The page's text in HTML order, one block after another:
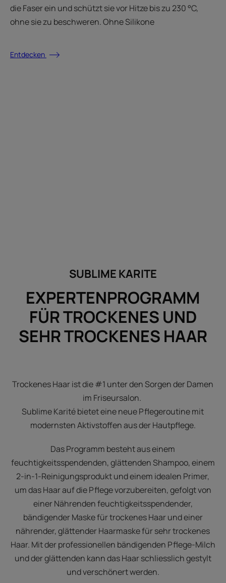
die Faser ein und schützt sie vor Hitze bis zu 230 °C,
ohne sie zu beschweren. Ohne Silikone
Entdecken
SUBLIME KARITE
EXPERTENPROGRAMM
FÜR TROCKENES UND
SEHR TROCKENES HAAR
Trockenes Haar ist die #1 unter den Sorgen der Damen
im Friseursalon.
Sublime Karité bietet eine neue Pflegeroutine mit
modernsten Aktivstoffen aus der Hautpflege.
Das Programm besteht aus einem
feuchtigkeitsspendenden, glättenden Shampoo, einem
2-in-1-Reinigungsprodukt und einem idealen Primer,
um das Haar auf die Pflege vorzubereiten, gefolgt von
einer Nährenden feuchtigkeitsspendender,
bändigender Maske für trockenes Haar und einer
nährender, glättender Haarmaske für sehr trockenes
Haar. Mit der professionellen bändigenden Pflege-Milch
und der glättenden kann das Haar schliesslich gestylt
und verschönert werden.